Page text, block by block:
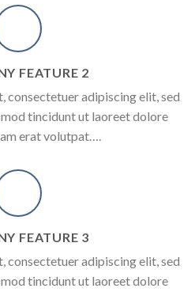
FEATURE 2
consectetuer adipiscing elit, sed
tincidunt ut laoreet dolore
erat volutpat….
FEATURE 3
consectetuer adipiscing elit, sed
tincidunt ut laoreet dolore